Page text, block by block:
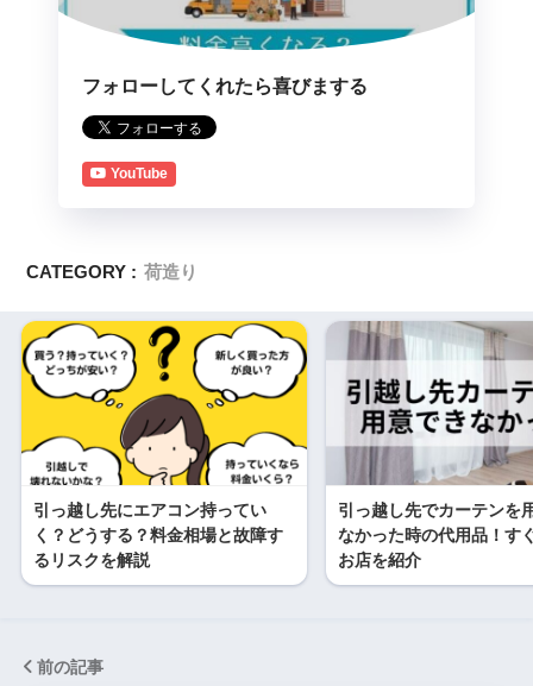
フォローしてくれたら喜びまする
YouTube
CATEGORY : 荷造り
引っ越し先にエアコン持ってい
く？どうする？料金相場と故障す
るリスクを解説
引っ越し先でカーテンを
なかった時の代用品！す
お店を紹介
前の記事